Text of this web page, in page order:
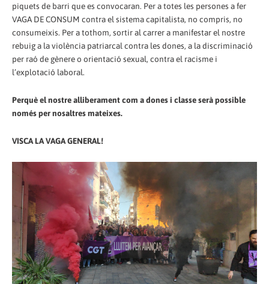
piquets de barri que es convocaran. Per a totes les persones a fer
VAGA DE CONSUM contra el sistema capitalista, no compris, no
consumeixis. Per a tothom, sortir al carrer a manifestar el nostre
rebuig a la violència patriarcal contra les dones, a la discriminació
per raó de gènere o orientació sexual, contra el racisme i
l’explotació laboral.
Perquè el nostre alliberament com a dones i classe serà possible
només per nosaltres mateixes.
VISCA LA VAGA GENERAL!